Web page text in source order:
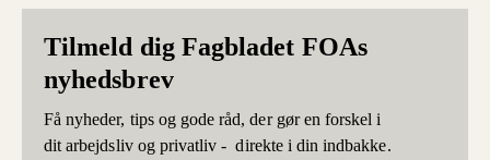
Tilmeld dig Fagbladet FOAs
nyhedsbrev
Få nyheder, tips og gode råd, der gør en forskel i
dit arbejdsliv og privatliv - direkte i din indbakke.